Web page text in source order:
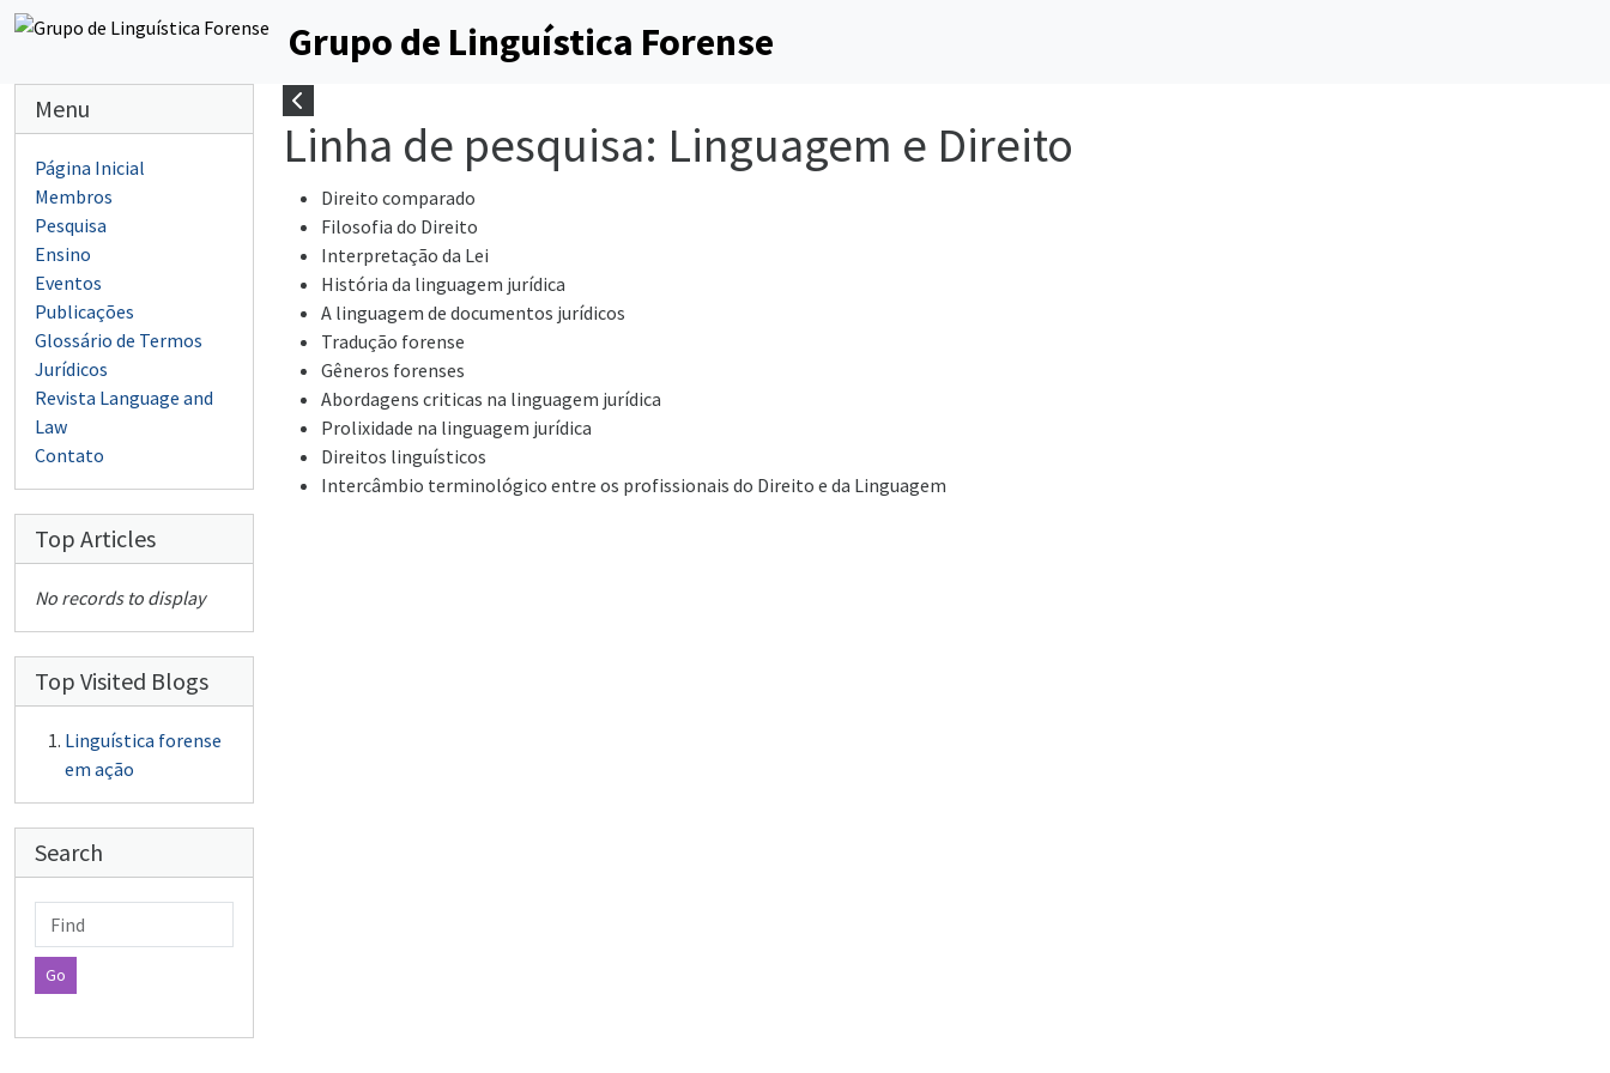
Grupo de Linguística Forense
Linha de pesquisa: Linguagem e Direito
Direito comparado
Filosofia do Direito
Interpretação da Lei
História da linguagem jurídica
A linguagem de documentos jurídicos
Tradução forense
Gêneros forenses
Abordagens criticas na linguagem jurídica
Prolixidade na linguagem jurídica
Direitos linguísticos
Intercâmbio terminológico entre os profissionais do Direito e da Linguagem
Menu
Página Inicial
Membros
Pesquisa
Ensino
Eventos
Publicações
Glossário de Termos
Jurídicos
Revista Language and
Law
Contato
Top Articles
No records to display
Top Visited Blogs
Linguística forense
em ação
Search
Find